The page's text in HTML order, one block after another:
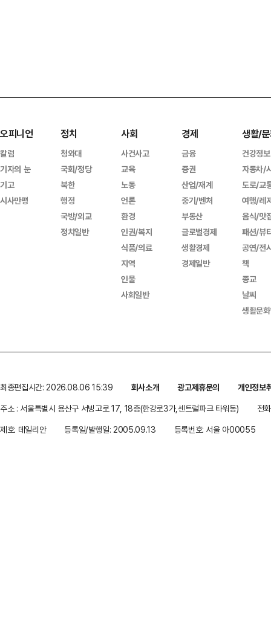
오피니언
칼럼
기자의 눈
기고
시사만평
정치
청와대
국회/정당
북한
행정
국방/외교
정치일반
사회
사건사고
교육
노동
언론
환경
인권/복지
식품/의료
지역
인물
사회일반
경제
금융
증권
산업/재계
중기/벤처
부동산
글로벌경제
생활경제
경제일반
생활/
건강정보
자동차/
도로/교
여행/레
음식/맛
패션/뷰
공연/전
책
종교
날씨
생활문
최종편집시간: 2026.08.06 15:39 회사소개 광고제휴문의
개인정보
주소 : 서울특별시 용산구 서빙고로 17, 18층(한강로3가,센트럴파크 타워동)
전
제호: 데일리안
등록일/발행일: 2005.09.13 등록번호: 서울 아00055